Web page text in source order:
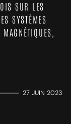
SUR LES
SYSTÈMES
27 JUIN 2023